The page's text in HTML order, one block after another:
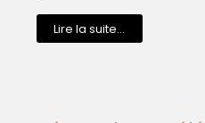
Lire la suite...